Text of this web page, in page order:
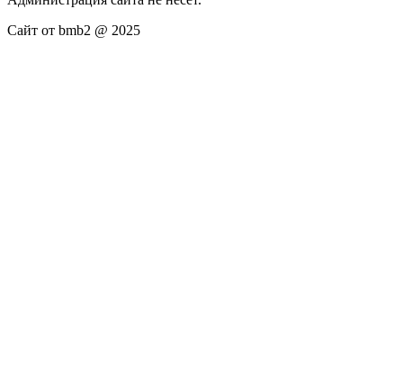
Сайт от bmb2 @ 2025